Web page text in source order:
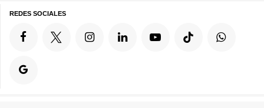
REDES SOCIALES